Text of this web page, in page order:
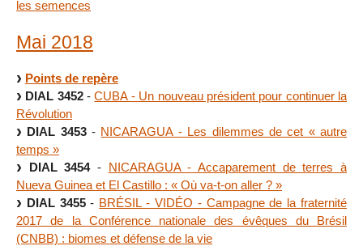
les semences
Mai 2018
Points de repère
DIAL 3452-CUBA - Un nouveau président pour continuer la
Révolution
DIAL 3453- NICARAGUA - Les dilemmes de cet « autre
temps »
DIAL 3454- NICARAGUA - Accaparement de terres à
Nueva Guinea et El Castillo : « Où va-t-on aller ? »
DIAL 3455- BRÉSIL - VIDÉO - Campagne de la fraternité
2017 de la Conférence nationale des évêques du Brésil
(CNBB) : biomes et défense de la vie